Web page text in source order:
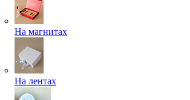
На магнитах
На лентах